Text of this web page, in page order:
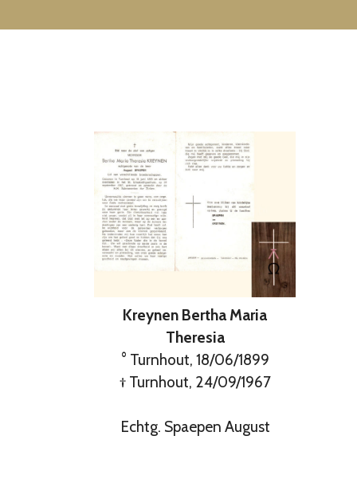
Kreynen Bertha Maria
Theresia
° Turnhout, 18/06/1899
† Turnhout, 24/09/1967
Echtg. Spaepen August